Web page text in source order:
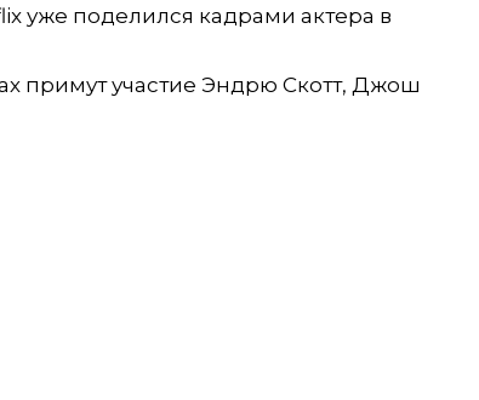
уже поделился кадрами актера в
примут участие Эндрю Скотт, Джош